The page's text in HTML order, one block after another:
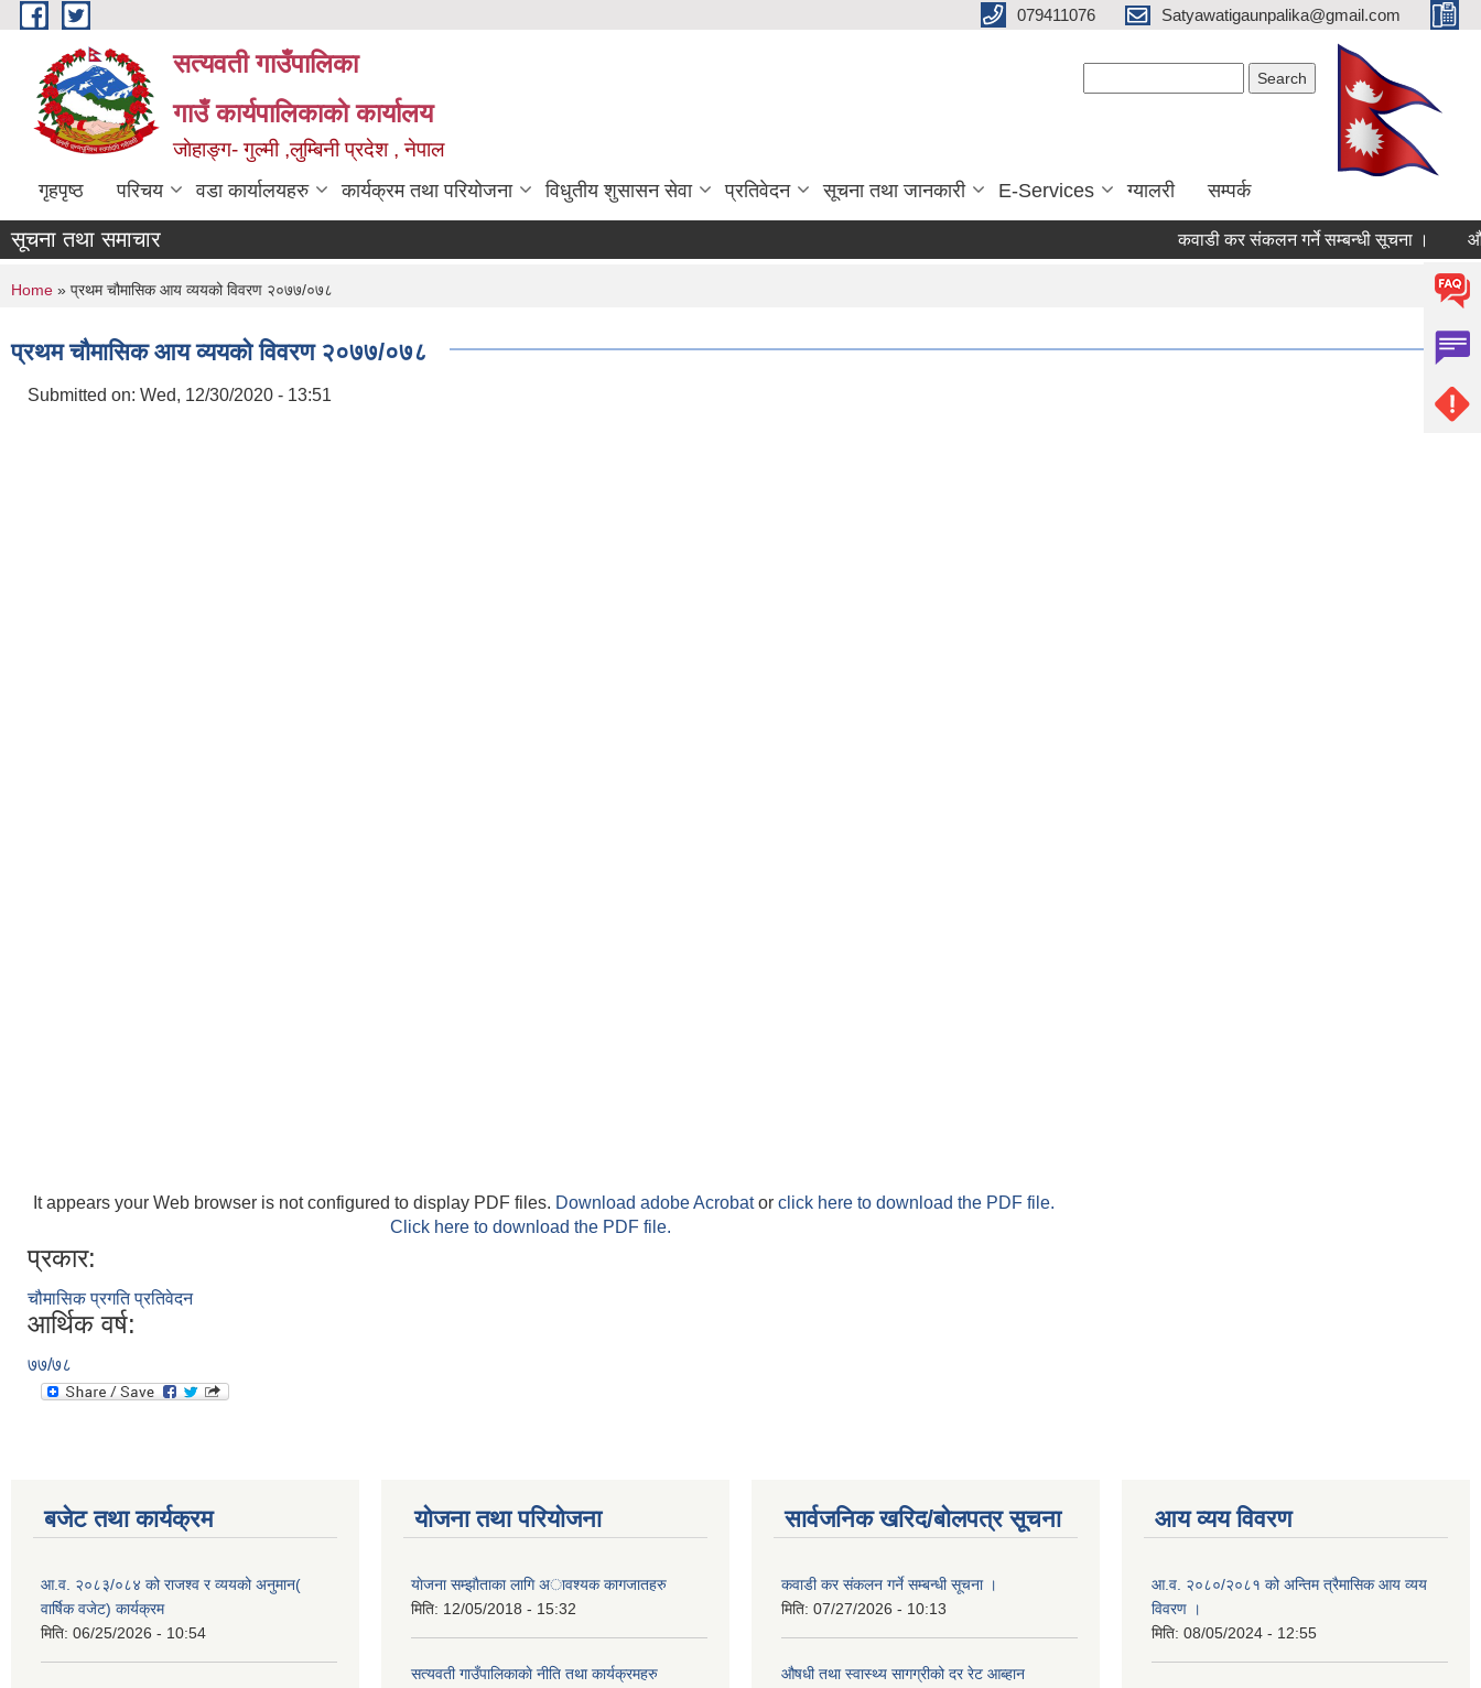
Skip to main content 079411076 Satyawatigaunpalika@gmail.com
सत्यवती गाउँपालिका
गाउँ कार्यपालिकाकाे कार्यालय
जाेहाङ्ग- गुल्मी ,लुम्बिनी प्रदेश , नेपाल
गृहपृष्ठ परिचय वडा कार्यालयहरु कार्यक्रम तथा परियोजना विधुतीय शुसासन सेवा प्रतिवेदन सूचना तथा जानकारी E-Services ग्यालरी सम्पर्क
सूचना तथा समाचार कवाडी कर संकलन गर्ने सम्बन्धी सूचना । औषधी
You are here
Home » प्रथम चौमासिक आय व्ययको विवरण २०७७/०७८
प्रथम चौमासिक आय व्ययको विवरण २०७७/०७८
Submitted on: Wed, 12/30/2020 - 13:51
It appears your Web browser is not configured to display PDF files. Download adobe Acrobator click here to download the PDF file.
Click here to download the PDF file.
प्रकार:
चौमासिक प्रगति प्रतिवेदन
आर्थिक वर्ष:
७७/७८
बजेट तथा कार्यक्रम
आ.व. २०८३/०८४ को राजश्व र व्ययको अनुमान(
वार्षिक वजेट) कार्यक्रम
मिति: 06/25/2026 - 10:54
योजना तथा परियोजना
याेजना सम्झाैताका लागि अावश्यक कागजातहरु
मिति: 12/05/2018 - 15:32
सत्यवती गाउँपालिकाकाे नीति तथा कार्यक्रमहरु
सार्वजनिक खरिद/बोलपत्र सूचना
कवाडी कर संकलन गर्ने सम्बन्धी सूचना ।
मिति: 07/27/2026 - 10:13
औषधी तथा स्वास्थ्य सागग्रीको दर रेट आब्हान
आय व्यय विवरण
आ.व. २०८०/२०८१ को अन्तिम त्रैमासिक आय व्यय
विवरण ।
मिति: 08/05/2024 - 12:55